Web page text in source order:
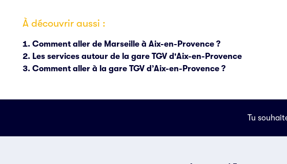
À découvrir aussi :
Comment aller de Marseille à Aix-en-Provence ?
Les services autour de la gare TGV d'Aix-en-Provence
Comment aller à la gare TGV d’Aix-en-Provence ?
Tu